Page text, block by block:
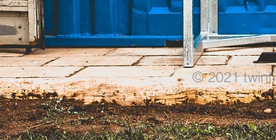
© 2021